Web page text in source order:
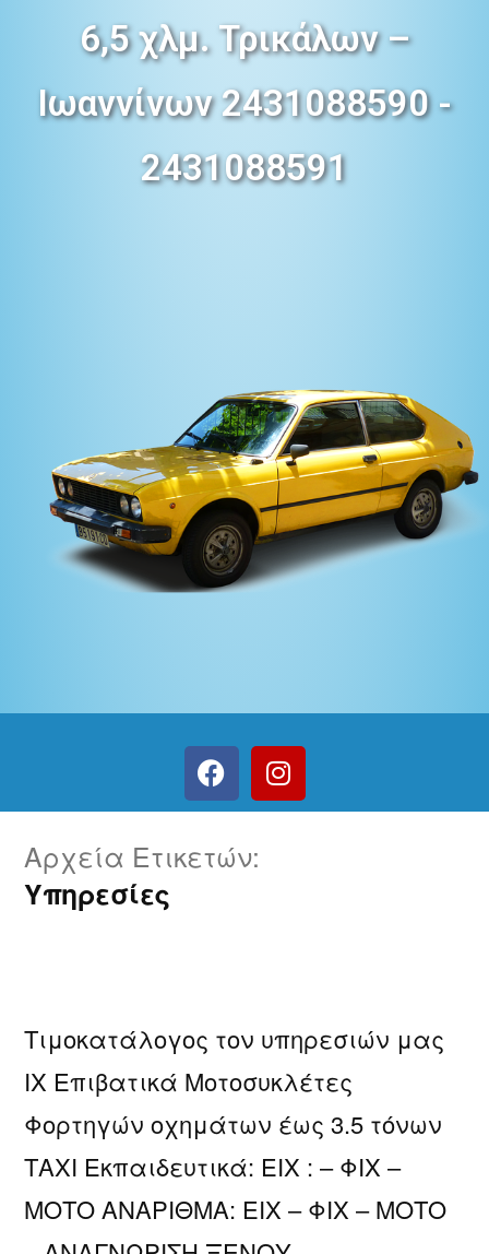
6,5 χλμ. Τρικάλων –
Ιωαννίνων 2431088590 -
2431088591
Αρχεία Ετικετών:
Υπηρεσίες
Τιμοκατάλογος τον υπηρεσιών μας​
ΙΧ Επιβατικά Μοτοσυκλέτες
Φορτηγών οχημάτων έως 3.5 τόνων
ΤΑΧΙ Εκπαιδευτικά: ΕΙΧ : – ΦΙΧ –
ΜΟΤΟ ΑΝΑΡΙΘΜΑ: ΕΙΧ – ΦΙΧ – ΜΟΤΟ